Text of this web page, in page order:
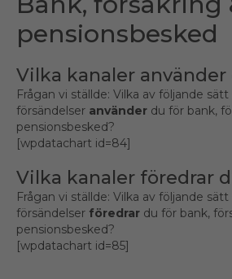
pensionsbesked
Vilka kanaler använder
Frågan vi ställde: Vilka av följande
försändelser använder du för bank,
pensionsbesked?
[wpdatachart id=84]
Vilka kanaler föredrar
Frågan vi ställde: Vilka av följande
försändelser föredrar du för bank,
pensionsbesked?
[wpdatachart id=85]